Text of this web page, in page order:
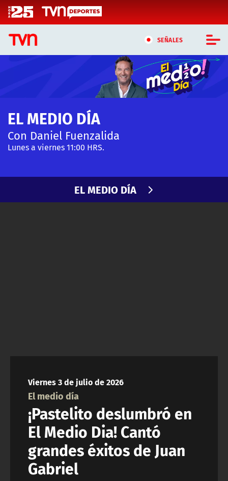
Click acá para ir directamente al contenido
SEÑALES
CASTING MASTERCHEF CHILE
CASTING TVN VERTICAL
TVN VERTICAL
TVN PLAY
EL MEDIO DÍA
Con Daniel Fuenzalida
Lunes a viernes 11:00 HRS.
EL MEDIO DÍA
Viernes 3 de julio de 2026
El medio día
¡Pastelito deslumbró en
El Medio Dia! Cantó
grandes éxitos de Juan
Gabriel